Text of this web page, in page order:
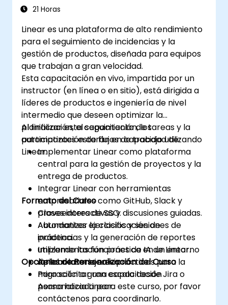
21 Horas
Linear es una plataforma de alto rendimiento
para el seguimiento de incidencias y la
gestión de productos, diseñada para equipos
que trabajan a gran velocidad.
Esta capacitación en vivo, impartida por un
instructor (en línea o en sitio), está dirigida a
líderes de productos e ingeniería de nivel
intermedio que deseen optimizar la
planificación, el seguimiento de tareas y la
automatización de flujos de trabajo utilizando
Linear.
Al finalizar esta capacitación, los
participantes estarán en capacidad de:
Implementar Linear como plataforma
central para la gestión de proyectos y la
entrega de productos.
Integrar Linear con herramientas
empresariales como GitHub, Slack y
proveedores de SSO.
Automatizar la clasificación de
incidencias y la generación de reportes
utilizando las funciones de IA de Linear.
Aplicar las mejores prácticas para la
migración a gran escala desde Jira o
Asana hacia Linear.
Formato del Curso
Clases interactivas y discusiones guiadas.
Abundantes ejercicios y sesiones de
práctica.
Implementación práctica en un entorno
de laboratorio en vivo.
Opciones de Personalización del Curso
Para solicitar una capacitación
personalizada para este curso, por favor
contáctenos para coordinarlo.